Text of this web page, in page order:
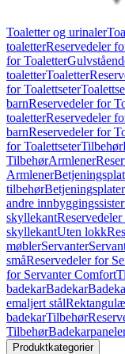
Toaletter og urinaler
toaletterReservedeler
for Toaletter
toaletterToaletter
for Toalettseter
barnReservedeler for
toaletterReservedeler
barnReservedeler for
for ToalettseterTilbehør
TilbehørArmlener
Armlener
tilbehør
andre
skyllekant
skyllekantUten lokk
møblerServanter
småReservedeler for
for Servanter Comfort
badekarBadekar
emaljert stål
badekarTilbehør
Tilbehør
Produktkategorier